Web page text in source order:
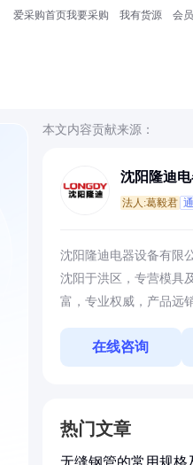
爱采购首页我要采购 我有货源 会
本文内容贡献来源：
沈阳隆迪
法人:葛毅君
沈阳隆迪电器设备有限
沈阳于洪区，专营模具
富，专业权威，产品远
在线咨询
热门文章
无缝钢管的常用规格